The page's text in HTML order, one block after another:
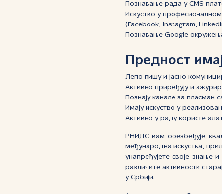
Познавање рада у CMS
Искуство у
(Facebook, Instagram,
Познавање Google
Предност
Лепо пишу и јасно
Активно приређују и
Познају канале за
Имају искуство у
Активно у раду користе
РНИДС вам обезбеђује
међународна искуства,
унапређујете своје знање
различите активности
у Србији.